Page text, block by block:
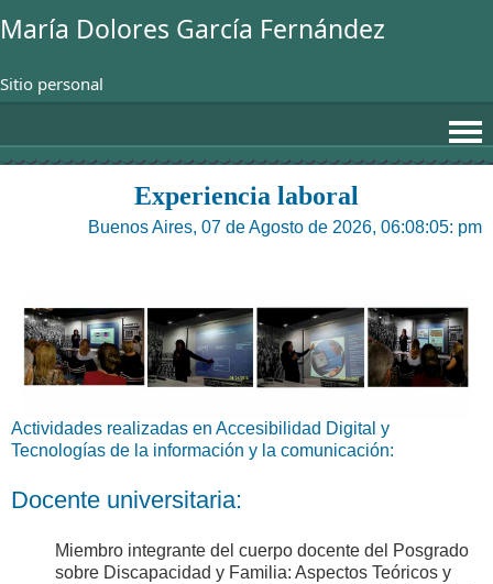
María Dolores García Fernández
Sitio personal
Experiencia laboral
Buenos Aires, 07 de Agosto de 2026, 06:08:05: pm
Actividades realizadas en Accesibilidad Digital y
Tecnologías de la información y la comunicación:
Docente universitaria:
Miembro integrante del cuerpo docente del Posgrado
sobre Discapacidad y Familia: Aspectos Teóricos y